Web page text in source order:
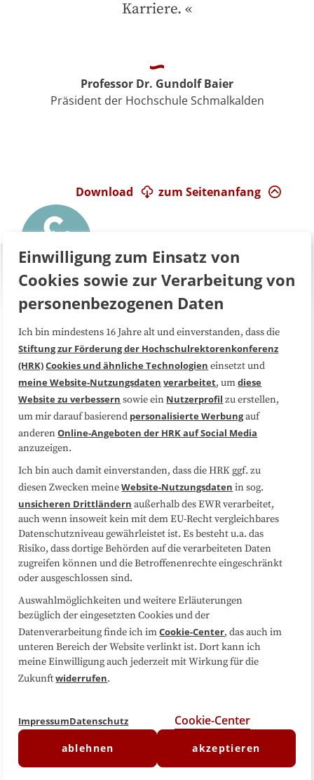
Karriere.
Professor Dr. Gundolf Baier
Präsident der Hochschule Schmalkalden
zum Seitenanfang
Download
Über uns FAQ
Medienarbeit Kooperationen
Datenschutzerklärung Impressum
Sitemap
Folgen Sie uns
Einwilligung zum Einsatz von
Cookies sowie zur Verarbeitung von
personenbezogenen Daten
Ich bin mindestens 16 Jahre alt und einverstanden, dass die
Stiftung zur Förderung der Hochschulrektorenkonferenz
(HRK)Cookies und ähnliche Technologien einsetzt und
meine Website-Nutzungsdaten verarbeitet, umdiese
Website zu verbessern sowie ein Nutzerprofil zu erstellen,
um mir darauf basierend personalisierte Werbungauf
anderenOnline-Angeboten der HRK auf Social Media
anzuzeigen.
Ich bin auch damit einverstanden, dass die HRK ggf. zu
diesen Zwecken meineWebsite-Nutzungsdaten in sog.
unsicheren Drittländern außerhalb des EWR verarbeitet,
auch wenn insoweit kein mit dem EU-Recht vergleichbares
Datenschutzniveau gewährleistet ist. Es besteht u.a. das
Risiko, dass dortige Behörden auf die verarbeiteten Daten
zugreifen können und die Betroffenenrechte eingeschränkt
oder ausgeschlossen sind.
Auswahlmöglichkeiten und weitere Erläuterungen
bezüglich der eingesetzten Cookies und der
Datenverarbeitung finde ich imCookie-Center, das auch im
unteren Bereich der Website verlinkt ist. Dort kann ich
meine Einwilligung auch jederzeit mit Wirkung für die
Zukunftwiderrufen.
ImpressumDatenschutz Cookie-Center
ablehnen akzeptieren